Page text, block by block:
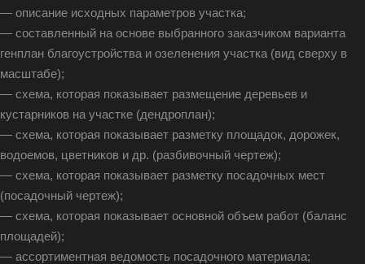
— описание исходных параметров участка;
— составленный на основе выбранного заказчиком варианта
генплан благоустройства и озеленения участка (вид сверху в
масштабе);
— схема, которая показывает размещение деревьев и
кустарников на участке (дендроплан);
— схема, которая показывает разметку площадок, дорожек,
водоемов, цветников и др. (разбивочный чертеж);
— схема, которая показывает разметку посадочных мест
(посадочный чертеж);
— схема, которая показывает основной объем работ (баланс
площадей);
— ассортиментная ведомость посадочного материала;